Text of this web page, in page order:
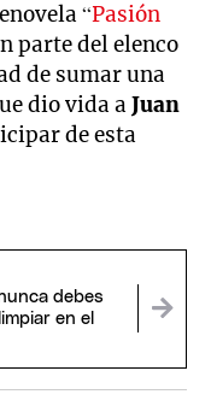
“Pasión
parte del elenco
de sumar una
dio vida aJuan
de esta
debes
en el